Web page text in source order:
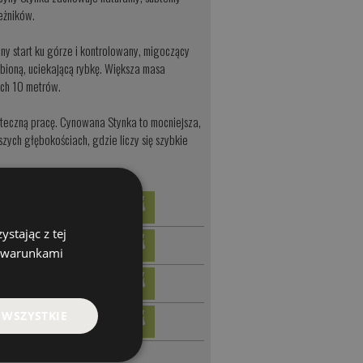
start ku górze i kontrolowany, migoczący
uciekającą rybkę. Większa masa
10 metrów.
pracę. Cynowana Stynka to mocniejsza,
głębokościach, gdzie liczy się szybkie
z tej